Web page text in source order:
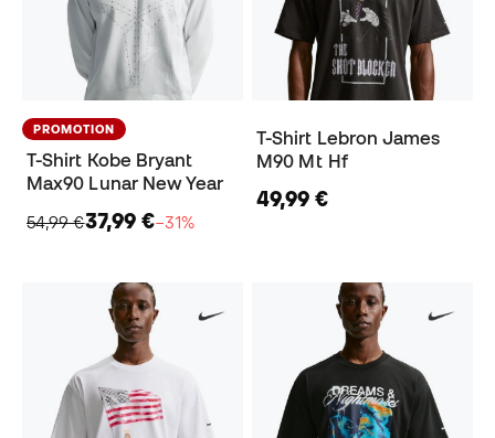
PROMOTION
T-Shirt Kobe Bryant
Max90 Lunar New Year
54,99 €37,99 €−31%
T-Shirt Lebron James
M90 Mt Hf
49,99 €